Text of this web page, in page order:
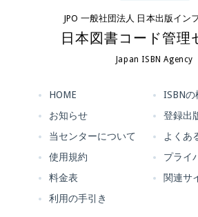
JPO 一般社団法人 日本出版イン
日本図書コード管理
Japan ISBN Agency
HOME
お知らせ
当センターについて
使用規約
料金表
利用の手引き
ISBNの
登録出
よくあ
プライ
関連サ